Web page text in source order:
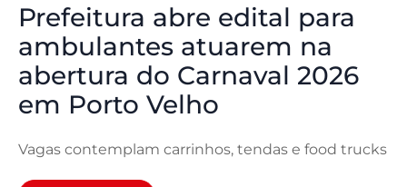
Prefeitura abre edital para
ambulantes atuarem na
abertura do Carnaval 2026
em Porto Velho
Vagas contemplam carrinhos, tendas e food trucks